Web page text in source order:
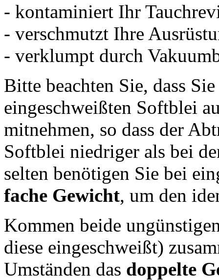
- kontaminiert Ihr
- verschmutzt Ihre
- verklumpt durch
Bitte beachten Sie, dass
eingeschweißten Softblei
mitnehmen, so dass der
Softblei niedriger als bei
selten benötigen Sie bei
fache Gewicht, um den
Kommen beide
diese eingeschweißt)
Umständen das doppelte